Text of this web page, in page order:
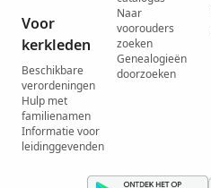
Voor
kerkleden
Beschikbare
verordeningen
Hulp met
familienamen
Informatie voor
leidinggevenden
Naar
voorouders
zoeken
Genealogieën
doorzoeken